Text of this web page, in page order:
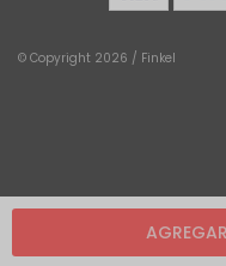
© Copyright 2026 / Finkel